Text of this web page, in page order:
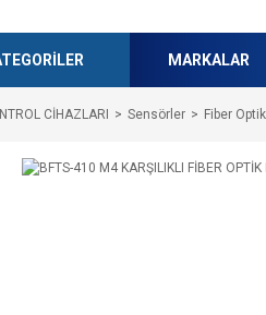
MARKALAR
CİHAZLARI Sensörler Fiber